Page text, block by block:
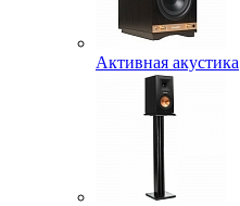
Активная акустика